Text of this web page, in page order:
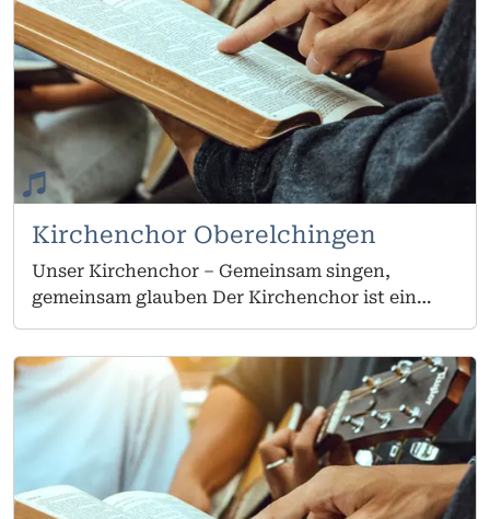
Kirchenchor Oberelchingen
Unser Kirchenchor – Gemeinsam singen,
gemeinsam glauben Der Kirchenchor ist ein
vielen Jahren begleitet er die Liturgie an
Festtagen und besonderen Gottesdiensten und
bereichert das Gemeindeleben durch
musikalische Vielfalt und engagiertes
Miteinander. Im Zentrum steht die Freude am
Singen und die Bereitschaft, den Glauben